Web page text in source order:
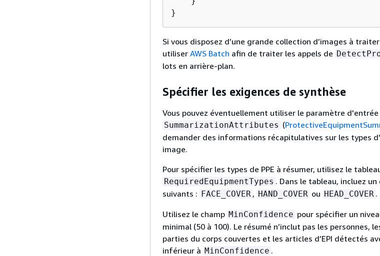
}
Si vous disposez d’une grande collection d’images à
utiliser AWS Batch afin de traiter les appels de
lots en arrière-plan.
Spécifier les exigences de synthèse
Vous pouvez éventuellement utiliser le paramètre d'entrée
SummarizationAttributes (
demander des informations récapitulatives sur les types
image.
Pour spécifier les types de PPE à résumer, utilisez le
RequiredEquipmentTypes . Dans le tableau, incluez
suivants : FACE_COVER , HAND_COVER ou HEAD_COVER .
Utilisez le champ MinConfidence pour spécifier un
minimal (50 à 100). Le résumé n’inclut pas les personnes,
parties du corps couvertes et les articles d’EPI détectés
inférieur à MinConfidence .